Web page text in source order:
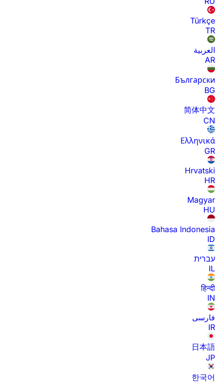
Türkçe
TR
العربية
AR
Български
BG
简体中文
CN
Ελληνικά
GR
Hrvatski
HR
Magyar
HU
Bahasa Indonesia
ID
עברית
IL
हिन्दी
IN
فارسی
IR
日本語
JP
한국어